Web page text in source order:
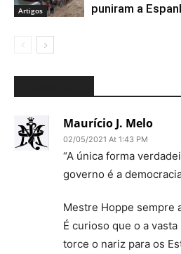
Artigos
puniram a
Maurício J. Melo
02/05/2021 At 1:43 PM
“A única forma
governo é a
Mestre Hoppe sempre
É curioso que o a
torce o nariz para os